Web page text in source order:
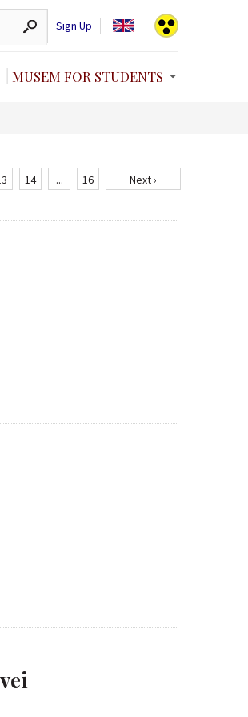
Sign Up
MUSEM FOR STUDENTS
14 ... 16 Next ›